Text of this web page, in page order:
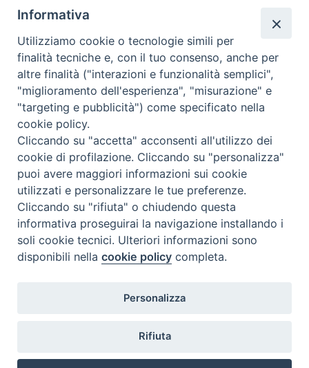
Contatti & Info
C.ne Aurelia, 50 – 00165 Roma
Contatti
Scrivi a: cnvf@chiesacattolica.it
Informativa
Utilizziamo cookie o tecnologie simili per
finalità tecniche e, con il tuo consenso, anche per
altre finalità ("interazioni e funzionalità semplici",
"miglioramento dell'esperienza", "misurazione" e
"targeting e pubblicità") come specificato nella
cookie policy.
Cliccando su "accetta" acconsenti all'utilizzo dei
cookie di profilazione. Cliccando su "personalizza"
puoi avere maggiori informazioni sui cookie
utilizzati e personalizzare le tue preferenze.
Cliccando su "rifiuta" o chiudendo questa
informativa proseguirai la navigazione installando i
soli cookie tecnici. Ulteriori informazioni sono
disponibili nellacookie policy completa.
Personalizza
Rifiuta